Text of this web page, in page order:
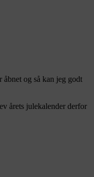
åbnet og så kan jeg godt
årets julekalender derfor